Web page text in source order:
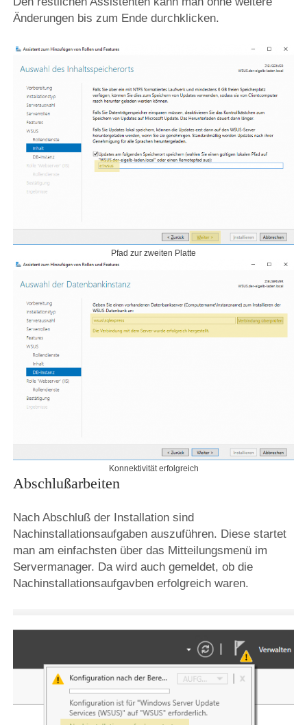
Änderungen bis zum Ende durchklicken.
Pfad zur zweiten Platte
Konnektivität erfolgreich
Abschlußarbeiten
Nach Abschluß der Installation sind
Nachinstallationsaufgaben auszuführen. Diese startet
man am einfachsten über das Mitteilungsmenü im
Servermanager. Da wird auch gemeldet, ob die
Nachinstallationsaufgavben erfolgreich waren.